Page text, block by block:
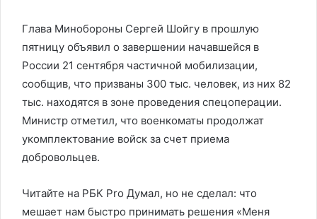
Глава Минобороны Сергей Шойгу в прошлую
пятницу объявил о завершении начавшейся в
России 21 сентября частичной мобилизации,
сообщив, что призваны 300 тыс. человек, из них 82
тыс. находятся в зоне проведения спецоперации.
Министр отметил, что военкоматы продолжат
укомплектование войск за счет приема
добровольцев.
Читайте на РБК Pro Думал, но не сделал: что
мешает нам быстро принимать решения «Меня